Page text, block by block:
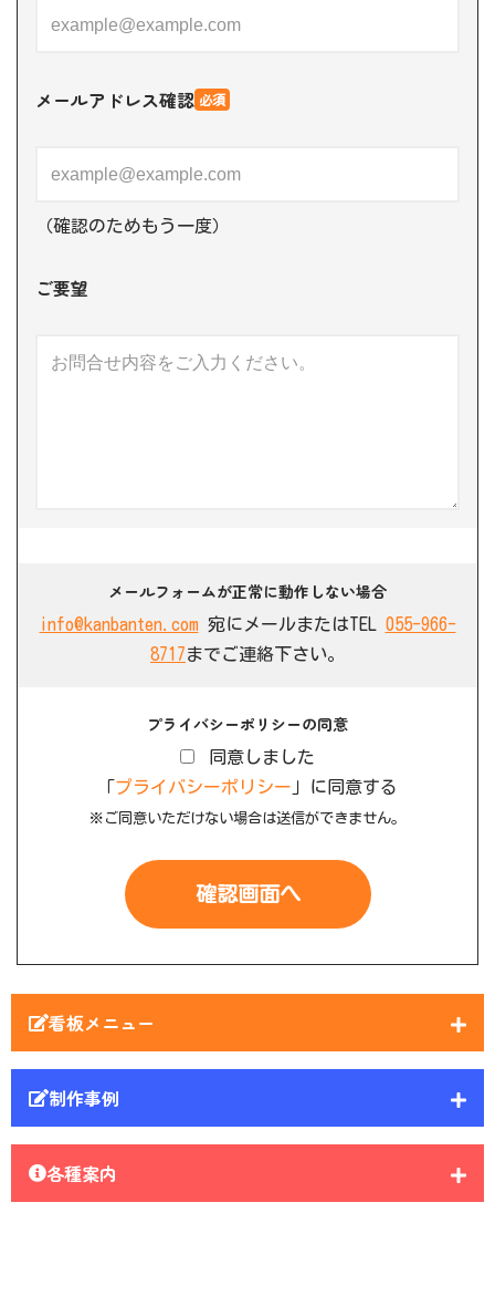
看板メニュー
制作事例
各種案内
メールアドレス確認 必須
（確認のためもう一度）
ご要望
メールフォームが正常に動作しない場合
info@kanbanten.com宛にメールまたはTEL 055-966-
8717までご連絡下さい。
プライバシーポリシーの同意
同意しました
「プライバシーポリシー 」に同意する
※ご同意いただけない場合は送信ができません。